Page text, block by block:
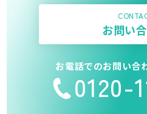
お問い
お電話でのお問い合
0120-